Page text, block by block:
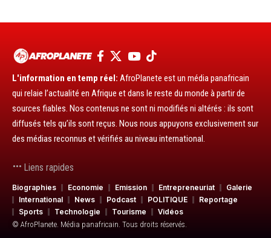
L'information en temp réel: AfroPlanete est un média panafricain
qui relaie l’actualité en Afrique et dans le reste du monde à partir de
sources fiables. Nos contenus ne sont ni modifiés ni altérés : ils sont
diffusés tels qu’ils sont reçus. Nous nous appuyons exclusivement sur
des médias reconnus et vérifiés au niveau international.
Liens rapides
Biographies Economie Emission Entrepreneuriat
Galerie
International
News Podcast POLITIQUE
Reportage
Sports
Technologie Tourisme
Vidéos
© AfroPlanete. Média panafricain. Tous droits réservés.